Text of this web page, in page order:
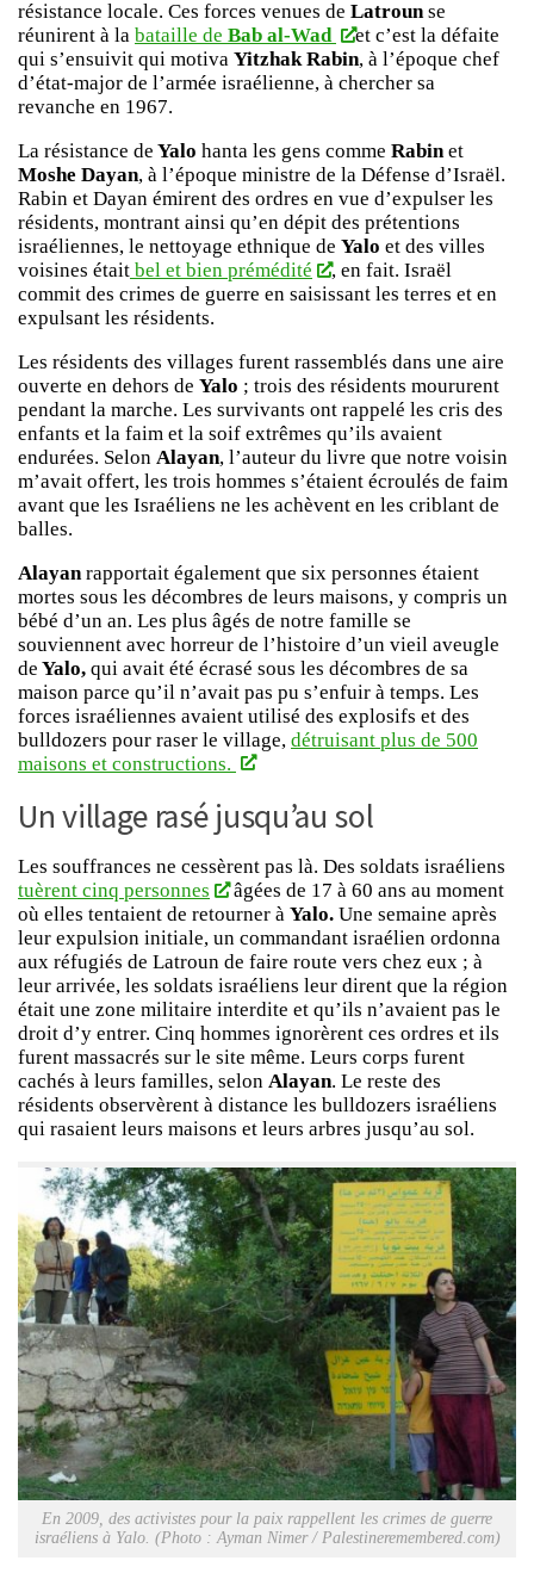
résistance locale. Ces forces venues de Latrounse
réunirent à la bataille de Bab al-Wad
et c’est la défaite
qui s’ensuivit qui motiva Yitzhak Rabin, à l’époque chef
d’état-major de l’armée israélienne, à chercher sa
revanche en 1967.
La résistance de Yalo hanta les gens comme Rabinet
Moshe Dayan, à l’époque ministre de la Défense d’Israël.
Rabin et Dayan émirent des ordres en vue d’expulser les
résidents, montrant ainsi qu’en dépit des prétentions
israéliennes, le nettoyage ethnique de Yalo et des villes
voisines était bel et bien prémédité
, en fait. Israël
commit des crimes de guerre en saisissant les terres et en
expulsant les résidents.
Les résidents des villages furent rassemblés dans une aire
ouverte en dehors de Yalo ; trois des résidents moururent
pendant la marche. Les survivants ont rappelé les cris des
enfants et la faim et la soif extrêmes qu’ils avaient
endurées. Selon Alayan, l’auteur du livre que notre voisin
m’avait offert, les trois hommes s’étaient écroulés de faim
avant que les Israéliens ne les achèvent en les criblant de
balles.
Alayan rapportait également que six personnes étaient
mortes sous les décombres de leurs maisons, y compris un
bébé d’un an. Les plus âgés de notre famille se
souviennent avec horreur de l’histoire d’un vieil aveugle
de Yalo, qui avait été écrasé sous les décombres de sa
maison parce qu’il n’avait pas pu s’enfuir à temps. Les
forces israéliennes avaient utilisé des explosifs et des
bulldozers pour raser le village, détruisant plus de 500
maisons et constructions.
Un village rasé jusqu’au sol
Les souffrances ne cessèrent pas là. Des soldats israéliens
tuèrent cinq personnes
âgées de 17 à 60 ans au moment
où elles tentaient de retourner à Yalo. Une semaine après
leur expulsion initiale, un commandant israélien ordonna
aux réfugiés de Latroun de faire route vers chez eux ; à
leur arrivée, les soldats israéliens leur dirent que la région
était une zone militaire interdite et qu’ils n’avaient pas le
droit d’y entrer. Cinq hommes ignorèrent ces ordres et ils
furent massacrés sur le site même. Leurs corps furent
cachés à leurs familles, selon Alayan. Le reste des
résidents observèrent à distance les bulldozers israéliens
qui rasaient leurs maisons et leurs arbres jusqu’au sol.
En 2009, des activistes pour la paix rappellent les crimes de guerre
israéliens à Yalo. (Photo : Ayman Nimer / Palestineremembered.com)